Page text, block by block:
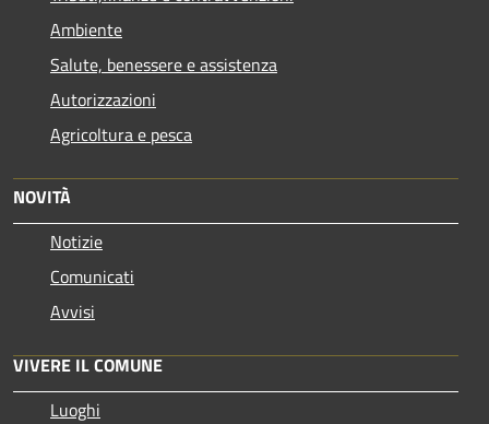
Ambiente
Salute, benessere e assistenza
Autorizzazioni
Agricoltura e pesca
NOVITÀ
Notizie
Comunicati
Avvisi
VIVERE IL COMUNE
Luoghi